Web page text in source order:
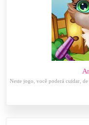
Neste jogo, você poderá cuidar,